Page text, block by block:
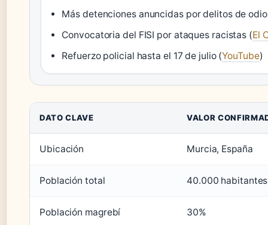
Más detenciones anuncidas por delitos de
Convocatoria del FISI por ataques racistas (El
Refuerzo policial hasta el 17 de julio (YouTube)
DATO CLAVE VALOR
Ubicación Murcia, España
Población total 40.000 habitantes
Población magrebí 30%